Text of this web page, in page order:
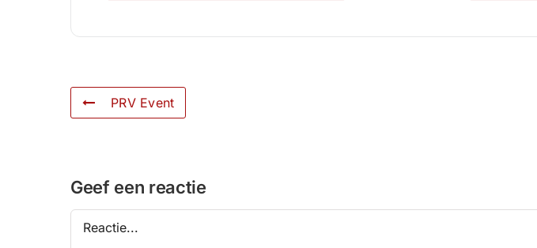
PRV Event
Geef een reactie
Reactie